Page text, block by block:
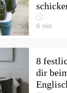
6 min
8
dir